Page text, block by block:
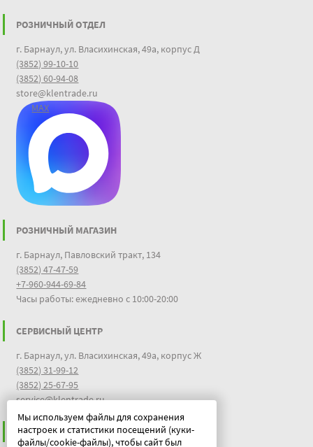
Мы используем файлы для сохранения
настроек и статистики посещений (куки-
файлы/cookie-файлы), чтобы сайт был
РОЗНИЧНЫЙ ОТДЕЛ
г. Барнаул, ул. Власихинская, 49а, корпус Д
(3852) 99-10-10
(3852) 60-94-08
store@klentrade.ru
MAX
РОЗНИЧНЫЙ МАГАЗИН
г. Барнаул, Павловский тракт, 134
(3852) 47-47-59
+7-960-944-69-84
Часы работы: ежедневно с 10:00-20:00
СЕРВИСНЫЙ ЦЕНТР
г. Барнаул, ул. Власихинская, 49а, корпус Ж
(3852) 31-99-12
(3852) 25-67-95
service@klentrade.ru
ИНФОРМАЦИЯ